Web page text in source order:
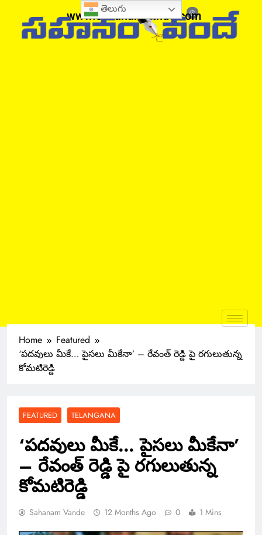
www.sahanamvande.com
Home
Featured
‘పదవులు మీకే… పైసలు మీకేనా’ – రేవంత్‌ రెడ్డి పై రగులుతున్న
కోమటిరెడ్డి
FEATURED TELANGANA
‘పదవులు మీకే… పైసలు మీకేనా’
– రేవంత్‌ రెడ్డి పై రగులుతున్న
కోమటిరెడ్డి
Sahanam Vande 12 Months Ago 0 1 Mins
తెలుగు